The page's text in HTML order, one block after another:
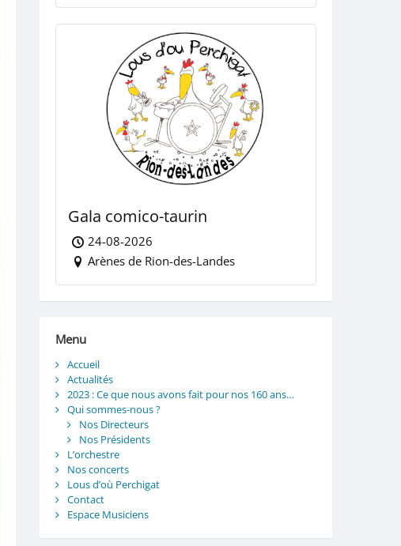
Gala comico-taurin
24-08-2026
Arènes de Rion-des-Landes
Menu
Accueil
Actualités
2023 : Ce que nous avons fait pour nos 160 ans…
Qui sommes-nous ?
Nos Directeurs
Nos Présidents
L’orchestre
Nos concerts
Lous d’où Perchigat
Contact
Espace Musiciens